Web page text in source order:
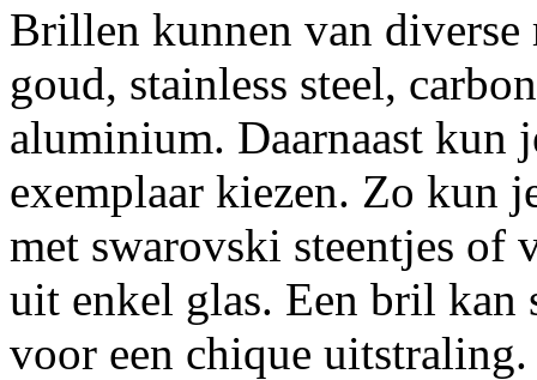
Brillen kunnen van diverse
goud, stainless steel,
aluminium. Daarnaast
exemplaar kiezen. Zo kun
met swarovski steentjes of
uit enkel glas. Een bril kan
voor een chique